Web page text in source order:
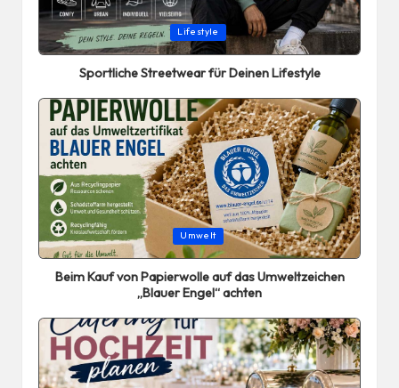
Posted
in
Lifestyle
Sportliche Streetwear für Deinen Lifestyle
Posted
in
Umwelt
Beim Kauf von Papierwolle auf das Umweltzeichen
„Blauer Engel“ achten